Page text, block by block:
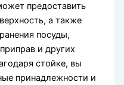
предоставить
а также
посуды,
и других
стойке, вы
принадлежности и